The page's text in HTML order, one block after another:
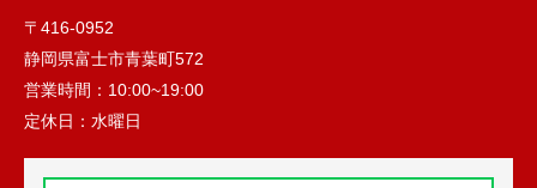
〒416-0952
静岡県富士市青葉町572
営業時間： 10:00~19:00
定休日： 水曜日